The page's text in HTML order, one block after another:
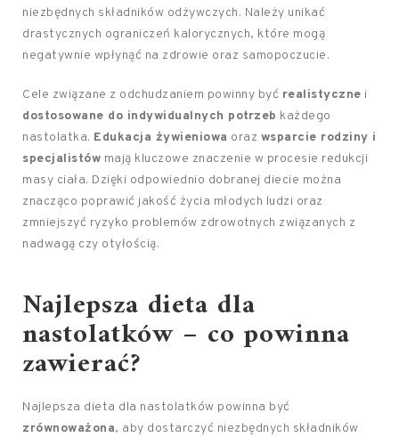
niezbędnych składników odżywczych. Należy unikać
drastycznych ograniczeń kalorycznych, które mogą
negatywnie wpłynąć na zdrowie oraz samopoczucie.
Cele związane z odchudzaniem powinny być realistyczne i
dostosowane do indywidualnych potrzeb każdego
nastolatka. Edukacja żywieniowa oraz wsparcie rodziny i
specjalistów mają kluczowe znaczenie w procesie redukcji
masy ciała. Dzięki odpowiednio dobranej diecie można
znacząco poprawić jakość życia młodych ludzi oraz
zmniejszyć ryzyko problemów zdrowotnych związanych z
nadwagą czy otyłością.
Najlepsza dieta dla
nastolatków – co powinna
zawierać?
Najlepsza dieta dla nastolatków powinna być
zrównoważona, aby dostarczyć niezbędnych składników